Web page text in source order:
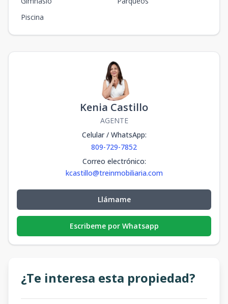
Piscina
Kenia Castillo
AGENTE
Celular / WhatsApp:
809-729-7852
Correo electrónico:
kcastillo@treinmobiliaria.com
Llámame
Escribeme por Whatsapp
¿Te interesa esta propiedad?